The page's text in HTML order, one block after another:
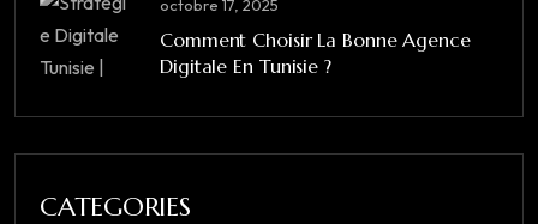
octobre 17, 2025
Comment Choisir La Bonne Agence
Digitale En Tunisie ?
CATEGORIES